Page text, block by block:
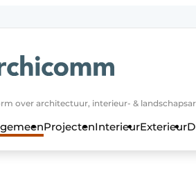
over architectuur, interieur- &
ProjectenInterieurExterieur